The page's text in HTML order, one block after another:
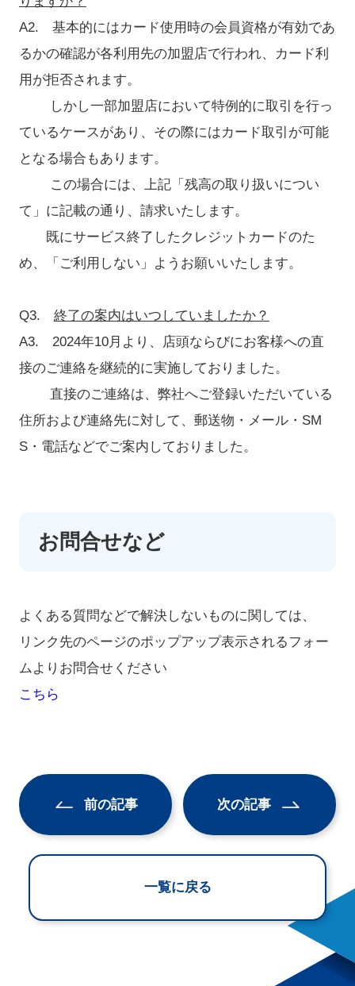
A2. 基本的にはカード使用時の会員資格が有効であ
るかの確認が各利用先の加盟店で行われ、カード利
用が拒否されます。
しかし一部加盟店において特例的に取引を行っ
ているケースがあり、その際にはカード取引が可能
となる場合もあります。
この場合には、上記「残高の取り扱いについ
て」に記載の通り、請求いたします。
既にサービス終了したクレジットカードのた
め、「ご利用しない」ようお願いいたします。
Q3. 終了の案内はいつしていましたか？
A3. 2024年10月より、店頭ならびにお客様への直
接のご連絡を継続的に実施しておりました。
直接のご連絡は、弊社へご登録いただいている
住所および連絡先に対して、郵送物・メール・SM
S・電話などでご案内しておりました。
お問合せなど
よくある質問などで解決しないものに関しては、
リンク先のページのポップアップ表示されるフォー
ムよりお問合せください
こちら
前の記事
一覧に戻る
次の記事